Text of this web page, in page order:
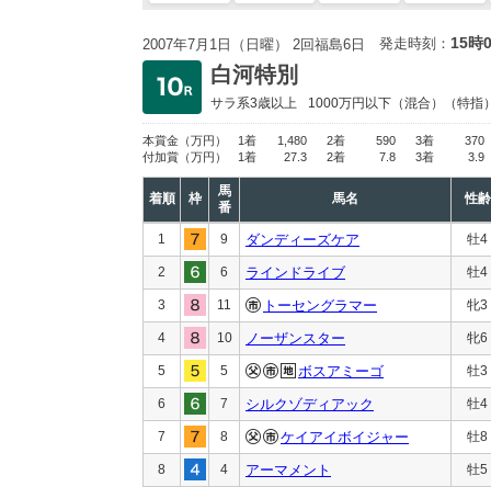
2007年7月1日（日曜） 2回福島6日 発走時刻： 15時
白河特別
サラ系3歳以上 1000万円以下 （混合）（特指
本賞金 （万円） 1着 1,480 2着 590 3着
370
付加賞 （万円） 1着 27.3 2着 7.8 3着 3.9
着順 枠
馬
番
馬名 性齢
1 9 ダンディーズケア 牡4
2 6 ラインドライブ 牡4
3 11 トーセングラマー 牝3
4 10 ノーザンスター 牝6
5 5 ボスアミーゴ 牡3
6 7 シルクゾディアック 牡4
7 8 ケイアイボイジャー 牡8
8 4 アーマメント 牡5